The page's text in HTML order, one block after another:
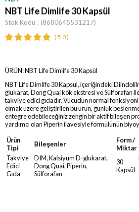
NBT Life Dimlife 30 Kapsül
Stok Kodu (8680645531217)
5.0
ÜRÜN: NBT Life Dimlife 30 Kapsül
NBT Life Dimlife 30 Kapsül, içeriğindeki
glukarat, Dong Quai kök ekstresi ve Sülforafan
takviye edici gıdadır. Vücudun normal
olmak üzere geliştirilen bu ürün, günlük
entegre edebileceğiniz zengin bir aktif bileşen
yardımcı olan Piperin ilavesiyle formülünün
Ürün
Tipi
Bileşenler
Form /
Miktar
Takviye
Edici
Gıda
DIM, Kalsiyum D-glukarat,
Dong Quai, Piperin,
Sülforafan
30
Kapsül